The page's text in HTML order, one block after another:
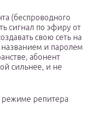
(беспроводного
сигнал по эфиру от
свою сеть на
и паролем
абонент
сильнее, и не
режиме репитера